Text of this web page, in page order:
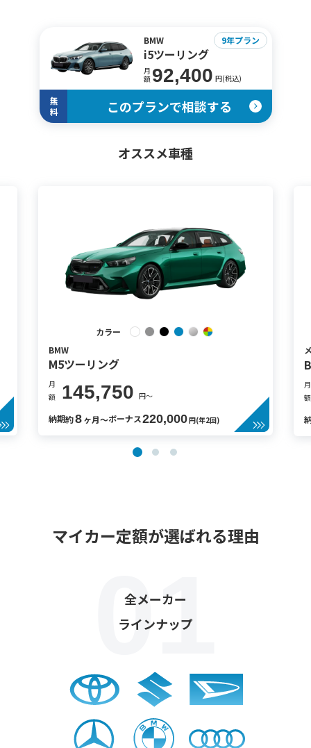
BMW
i5ツーリング
月
額 92,400 円(税込)
9年プラン
無
料
このプランで相談する
オススメ車種
カラー
BMW
M5ツーリング
月
額
145,750 円〜
納期約8ヶ月〜ボーナス220,000円(年2回)
月
額
マイカー定額が選ばれる理由
全メーカー
ラインナップ